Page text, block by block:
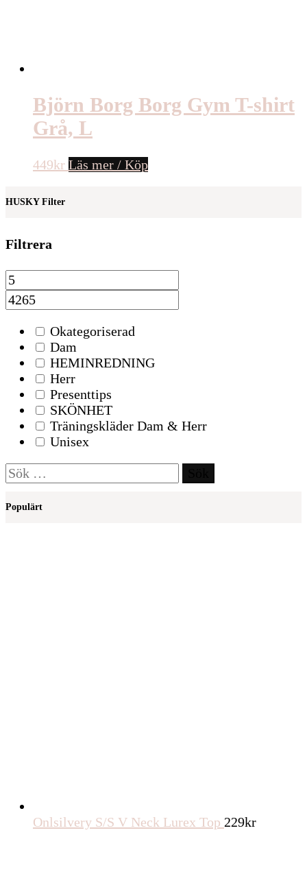
Björn Borg Borg Gym T-shirt
Grå, L
449kr Läs mer / Köp
HUSKY Filter
Filtrera
Okategoriserad
Dam
HEMINREDNING
Herr
Presenttips
SKÖNHET
Träningskläder Dam & Herr
Unisex
Sök
efter:
Populärt
Onlsilvery S/S V Neck Lurex Top 229kr